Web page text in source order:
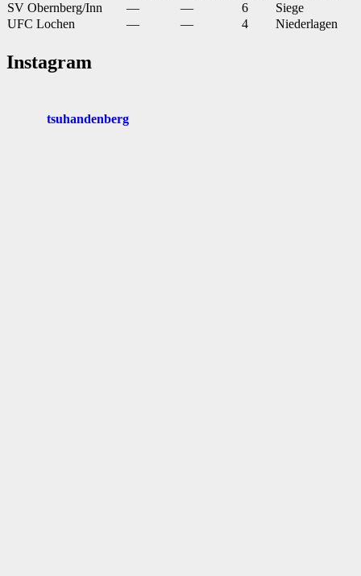
SV Obernberg/Inn
— — 6
Siege
UFC Lochen
— — 4 Niederlagen
Instagram
tsuhandenberg